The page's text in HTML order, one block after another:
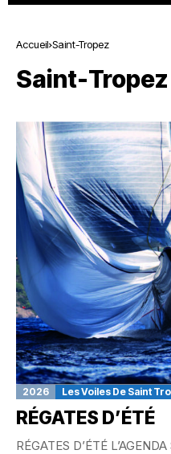
Accueil Saint-Tropez
Saint-Tropez
2026 Les Voiles De Saint
RÉGATES D’ÉTÉ
RÉGATES D’ÉTÉ